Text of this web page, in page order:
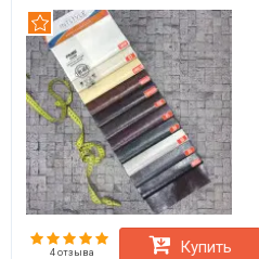
Рекомендуем
4 отзыва Купить